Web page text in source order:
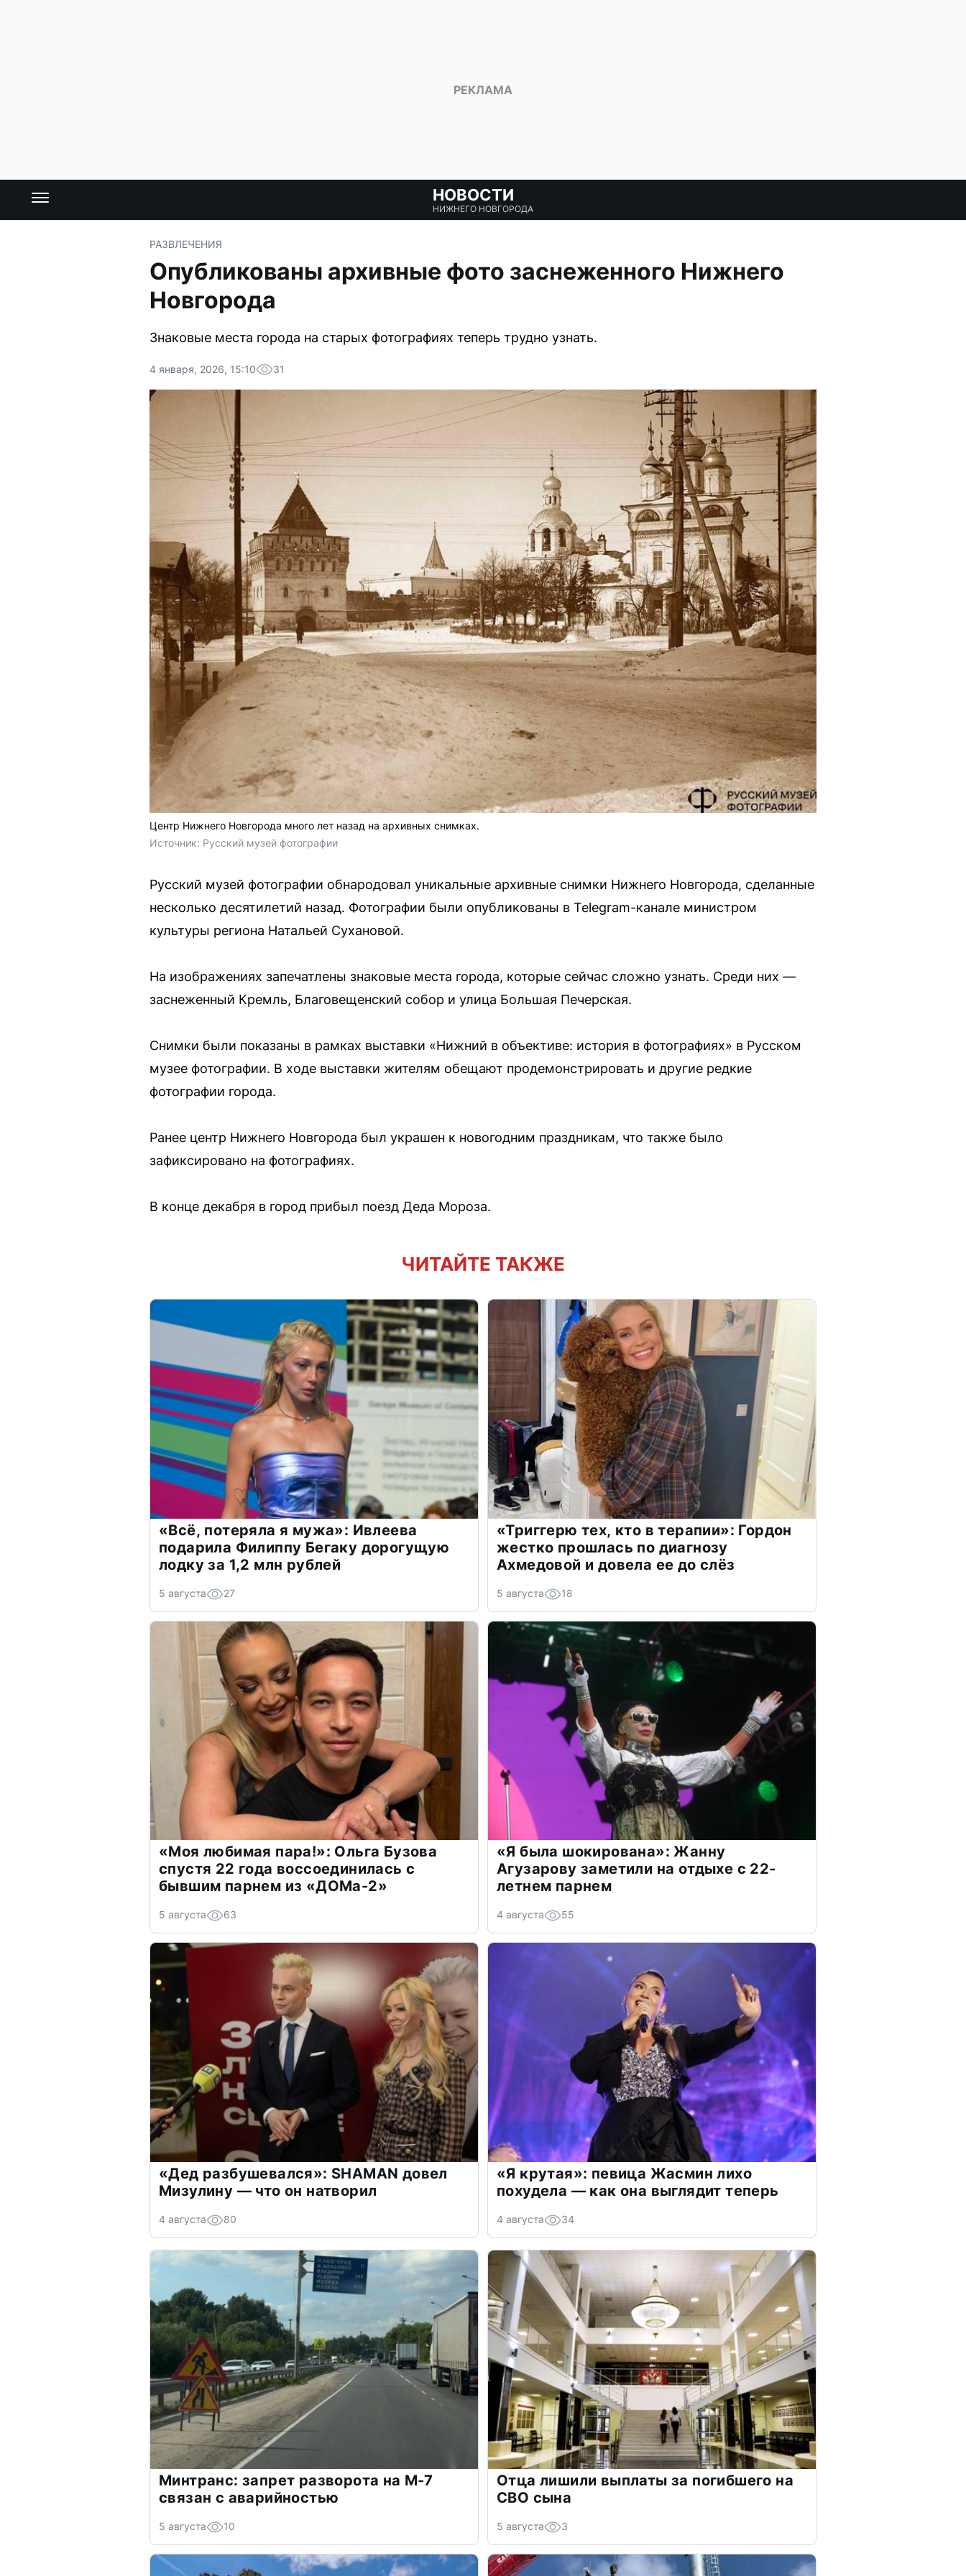
НОВОСТИ
НИЖНЕГО НОВГОРОДА
РАЗВЛЕЧЕНИЯ
Опубликованы архивные фото заснеженного Нижнего
Новгорода
Знаковые места города на старых фотографиях теперь трудно узнать.
4 января, 2026, 15:10 31
Центр Нижнего Новгорода много лет назад на архивных снимках.
Источник: Русский музей фотографии
Русский музей фотографии обнародовал уникальные архивные снимки Нижнего Новгорода, сделанные
несколько десятилетий назад. Фотографии были опубликованы в Telegram-канале министром
культуры региона Натальей Сухановой.
На изображениях запечатлены знаковые места города, которые сейчас сложно узнать. Среди них —
заснеженный Кремль, Благовещенский собор и улица Большая Печерская.
Снимки были показаны в рамках выставки «Нижний в объективе: история в фотографиях» в Русском
музее фотографии. В ходе выставки жителям обещают продемонстрировать и другие редкие
фотографии города.
Ранее центр Нижнего Новгорода был украшен к новогодним праздникам, что также было
зафиксировано на фотографиях.
В конце декабря в город прибыл поезд Деда Мороза.
ЧИТАЙТЕ ТАКЖЕ
«Всё, потеряла я мужа»: Ивлеева
подарила Филиппу Бегаку дорогущую
лодку за 1,2 млн рублей
5 августа 27
«Триггерю тех, кто в терапии»: Гордон
жестко прошлась по диагнозу
Ахмедовой и довела ее до слёз
5 августа 18
«Моя любимая пара!»: Ольга Бузова
спустя 22 года воссоединилась с
бывшим парнем из «ДОМа-2»
5 августа 63
«Я была шокирована»: Жанну
Агузарову заметили на отдыхе с 22-
летнем парнем
4 августа 55
«Дед разбушевался»: SHAMAN довел
Мизулину — что он натворил
4 августа 80
«Я крутая»: певица Жасмин лихо
похудела — как она выглядит теперь
4 августа 34
Минтранс: запрет разворота на М-7
связан с аварийностью
5 августа 10
Отца лишили выплаты за погибшего на
СВО сына
5 августа 3